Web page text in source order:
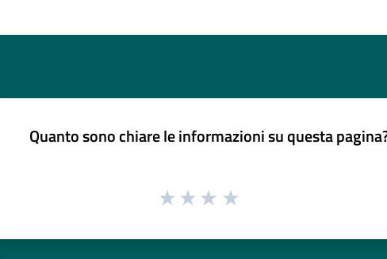
Quanto sono chiare le informazioni su questa